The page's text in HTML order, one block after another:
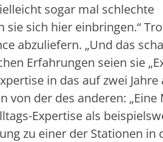
sogar mal schlechte
sich hier einbringen.“
abzuliefern. „Und das
Erfahrungen seien sie
in das auf zwei Jahre
der des anderen: „Eine
Expertise als
zu einer der Stationen in